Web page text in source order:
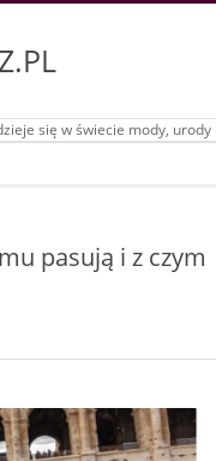
się w świecie mody, urody
pasują i z czym